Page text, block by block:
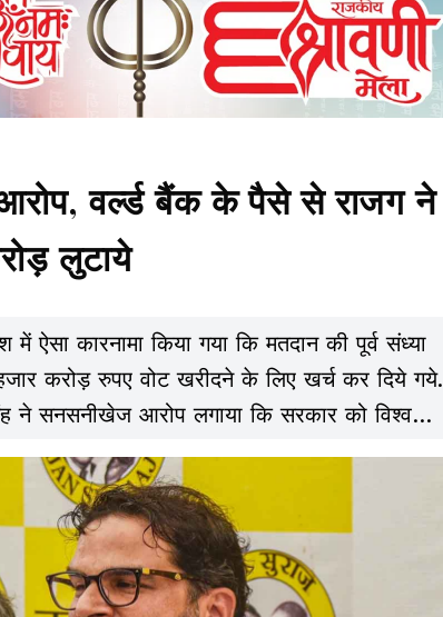
आरोप, वर्ल्ड बैंक के पैसे से राजग ने
लुटाये
ऐसा कारनामा किया गया कि मतदान की पूर्व संध्या
करोड़ रुपए वोट खरीदने के लिए खर्च कर दिये गये.
ने सनसनीखेज आरोप लगाया कि सरकार को विश्व